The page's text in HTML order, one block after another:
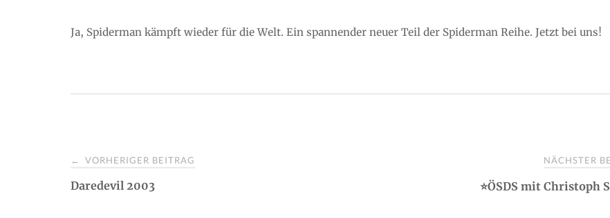
Ja, Spiderman kämpft wieder für die Welt. Ein spannender neuer Teil der Spiderman Reihe. Jetzt bei uns!
P
← VORHERIGER BEITRAG
Daredevil 2003
NÄCHSTER
⭐ÖSDS mit Christoph